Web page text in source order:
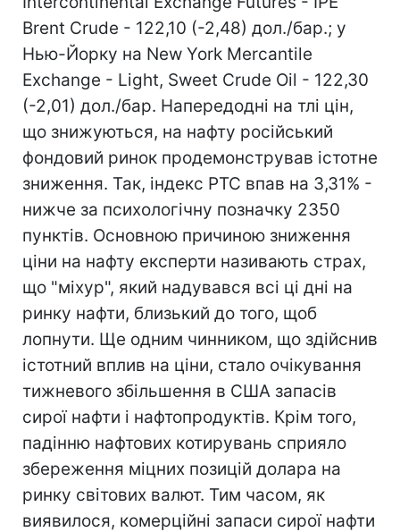
Brent Crude - 122,10 (-2,48) дол./бар.; у
Нью-Йорку на New York Mercantile
Exchange - Light, Sweet Crude Oil - 122,30
(-2,01) дол./бар. Напередодні на тлі цін,
що знижуються, на нафту російський
фондовий ринок продемонстрував істотне
зниження. Так, індекс РТС впав на 3,31% -
нижче за психологічну позначку 2350
пунктів. Основною причиною зниження
ціни на нафту експерти називають страх,
що "міхур", який надувався всі ці дні на
ринку нафти, близький до того, щоб
лопнути. Ще одним чинником, що здійснив
істотний вплив на ціни, стало очікування
тижневого збільшення в США запасів
сирої нафти і нафтопродуктів. Крім того,
падінню нафтових котирувань сприяло
збереження міцних позицій долара на
ринку світових валют. Тим часом, як
виявилося, комерційні запаси сирої нафти